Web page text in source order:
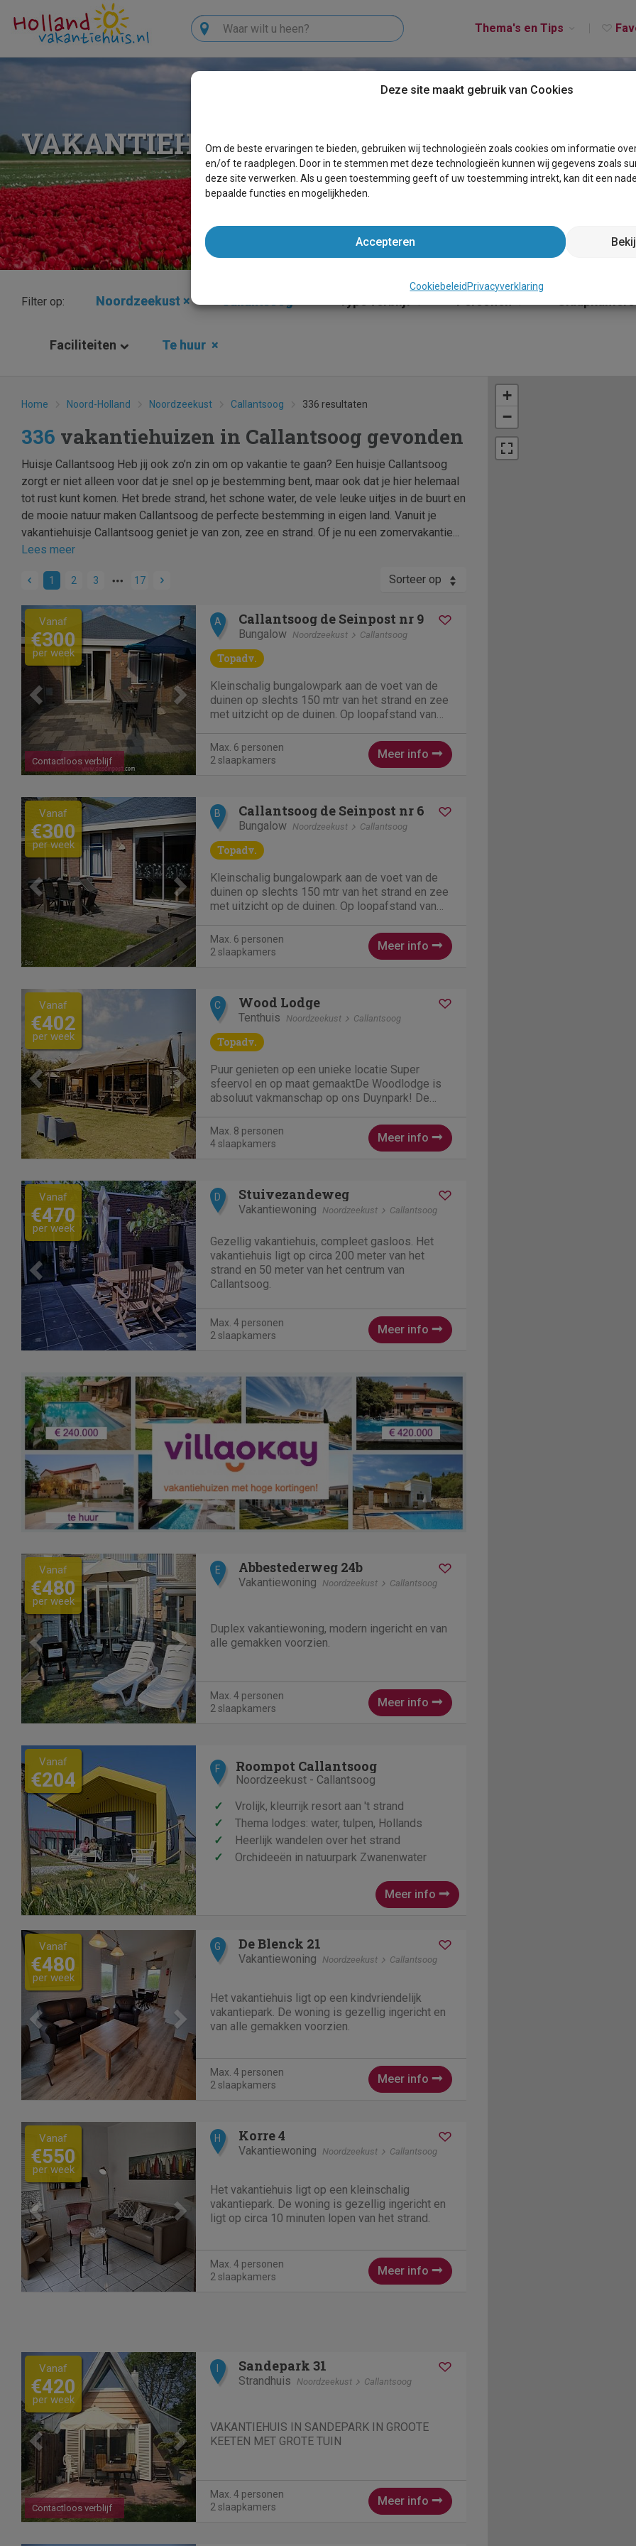
Thema's en Tips
Zoeken
VAKANTIEHUIZEN CALLANTSOOG
Filter op: Noordzeekust ×
Faciliteiten Te huur ×
Home Noord-Holland Noordzeekust Callantsoog 336 resultaten
336 vakantiehuizen in Callantsoog gevonden
Huisje Callantsoog Heb jij ook zo’n zin om op vakantie te gaan? Een huisje Callantsoog
zorgt er niet alleen voor dat je snel op je bestemming bent, maar ook dat je hier helemaal
tot rust kunt komen. Het brede strand, het schone water, de vele leuke uitjes in de buurt en
de mooie natuur maken Callantsoog de perfecte bestemming in eigen land. Vanuit je
vakantiehuisje Callantsoog geniet je van zon, zee en strand. Of je nu een zomervakantie...
Lees meer
1 2 3 17 Sorteer op
Previous Next
Contactloos verblijf
Vanaf
€300
per week
A Callantsoog de Seinpost nr 9
Bungalow Noordzeekust Callantsoog
Topadv.
Kleinschalig bungalowpark aan de voet van de
duinen op slechts 150 mtr van het strand en zee
met uitzicht op de duinen. Op loopafstand van
dag de winkels open zijn. Per huisje max 2
honden toegestaan. Wij verhuren 2
vakantiehuisjes. De bungalows 6...
Max. 6 personen
2 slaapkamers
Meer info
Previous Next
Vanaf
€300
per week
B Callantsoog de Seinpost nr 6
Bungalow Noordzeekust Callantsoog
Topadv.
Kleinschalig bungalowpark aan de voet van de
duinen op slechts 150 mtr van het strand en zee
met uitzicht op de duinen. Op loopafstand van
dag de winkels open zijn. Per huisje max 2
honden toegestaan. Wij verhuren 2
vakantiehuisjes. De bungalows 6...
Max. 6 personen
2 slaapkamers
Meer info
Previous Next
Vanaf
€402
per week
C Wood Lodge
Tenthuis Noordzeekust Callantsoog
Topadv.
Puur genieten op een unieke locatie Super
sfeervol en op maat gemaaktDe Woodlodge is
absoluut vakmanschap op ons Duynpark! De
keukenblok welke vast zit aan de robuuste
houten eettafel. Dit geeft optimale gezelligheid
tijdens het koken. De keuken is compleet i
Max. 8 personen
4 slaapkamers
Meer info
Previous Next
Vanaf
€470
per week
D Stuivezandeweg
Vakantiewoning Noordzeekust Callantsoog
Gezellig vakantiehuis, compleet gasloos. Het
vakantiehuis ligt op circa 200 meter van het
strand en 50 meter van het centrum van
Callantsoog.
Max. 4 personen
2 slaapkamers
Meer info
Previous Next
Vanaf
€480
per week
E Abbestederweg 24b
Vakantiewoning Noordzeekust Callantsoog
Duplex vakantiewoning, modern ingericht en van
alle gemakken voorzien.
Max. 4 personen
2 slaapkamers
Meer info
Vanaf
€204
Meer info
F Roompot Callantsoog
Noordzeekust - Callantsoog
✓
Vrolijk, kleurrijk resort aan 't strand
✓
Thema lodges: water, tulpen, Hollands
✓
Heerlijk wandelen over het strand
✓
Orchideeën in natuurpark Zwanenwater
Previous Next
Vanaf
€480
per week
G De Blenck 21
Vakantiewoning Noordzeekust Callantsoog
Het vakantiehuis ligt op een kindvriendelijk
vakantiepark. De woning is gezellig ingericht en
van alle gemakken voorzien.
Max. 4 personen
2 slaapkamers
Meer info
Previous Next
Vanaf
€550
per week
H Korre 4
Vakantiewoning Noordzeekust Callantsoog
Het vakantiehuis ligt op een kleinschalig
vakantiepark. De woning is gezellig ingericht en
ligt op circa 10 minuten lopen van het strand.
Max. 4 personen
2 slaapkamers
Meer info
Previous Next
Contactloos verblijf
Vanaf
€420
per week
Sandepark 31
Strandhuis Noordzeekust Callantsoog
VAKANTIEHUIS IN SANDEPARK IN GROOTE
KEETEN MET GROTE TUIN
Max. 4 personen
2 slaapkamers
Meer info
+
−
Deze site maakt gebruik van Cookies
Om de beste ervaringen te bieden, gebruiken wij technologieën zoals cookies om informatie
en/of te raadplegen. Door in te stemmen met deze technologieën kunnen wij gegevens zoals
deze site verwerken. Als u geen toestemming geeft of uw toestemming intrekt, kan dit een
bepaalde functies en mogelijkheden.
Accepteren
Cookiebeleid Privacyverklaring